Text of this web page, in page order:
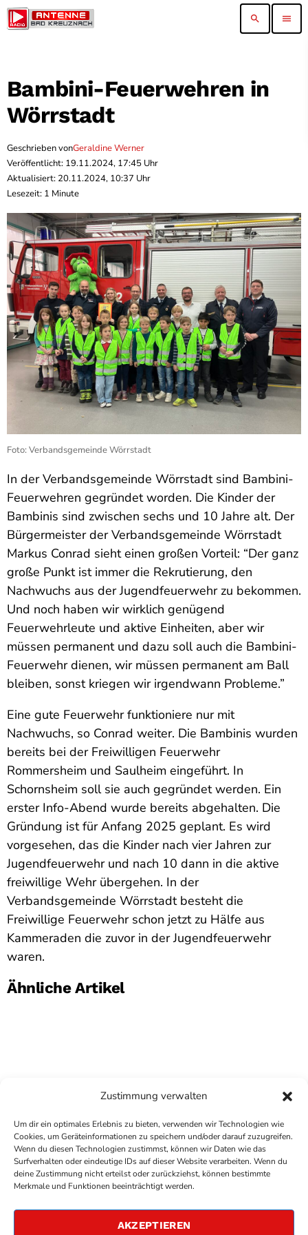
Zustimmung verwalten
Um dir ein optimales Erlebnis zu bieten, verwenden wir Technologien wie
Cookies, um Geräteinformationen zu speichern und/oder darauf zuzugreifen.
Wenn du diesen Technologien zustimmst, können wir Daten wie das
Surfverhalten oder eindeutige IDs auf dieser Website verarbeiten. Wenn du
deine Zustimmung nicht erteilst oder zurückziehst, können bestimmte
Merkmale und Funktionen beeinträchtigt werden.
AKZEPTIEREN
search menu
Bambini-Feuerwehren in
Wörrstadt
Geschrieben vonGeraldine Werner
Veröffentlicht: 19.11.2024, 17:45 Uhr
Aktualisiert: 20.11.2024, 10:37 Uhr
Lesezeit: 1 Minute
Foto: Verbandsgemeinde Wörrstadt
In der Verbandsgemeinde Wörrstadt sind Bambini-
Feuerwehren gegründet worden. Die Kinder der
Bambinis sind zwischen sechs und 10 Jahre alt. Der
Bürgermeister der Verbandsgemeinde Wörrstadt
Markus Conrad sieht einen großen Vorteil: “Der ganz
große Punkt ist immer die Rekrutierung, den
Nachwuchs aus der Jugendfeuerwehr zu bekommen.
Und noch haben wir wirklich genügend
Feuerwehrleute und aktive Einheiten, aber wir
müssen permanent und dazu soll auch die Bambini-
Feuerwehr dienen, wir müssen permanent am Ball
bleiben, sonst kriegen wir irgendwann Probleme.”
Eine gute Feuerwehr funktioniere nur mit
Nachwuchs, so Conrad weiter. Die Bambinis wurden
bereits bei der Freiwilligen Feuerwehr
Rommersheim und Saulheim eingeführt. In
Schornsheim soll sie auch gegründet werden. Ein
erster Info-Abend wurde bereits abgehalten. Die
Gründung ist für Anfang 2025 geplant. Es wird
vorgesehen, das die Kinder nach vier Jahren zur
Jugendfeuerwehr und nach 10 dann in die aktive
freiwillige Wehr übergehen. In der
Verbandsgemeinde Wörrstadt besteht die
Freiwillige Feuerwehr schon jetzt zu Hälfe aus
Kammeraden die zuvor in der Jugendfeuerwehr
waren.
Ähnliche Artikel
COPYRIGHTANTENNE BAD KREUZNACH